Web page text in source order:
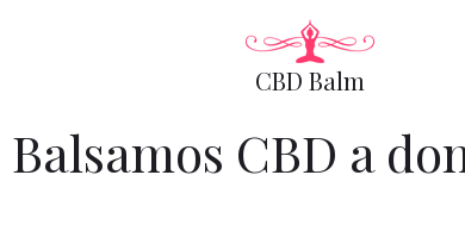
CBD Balm
Balsamos CBD a